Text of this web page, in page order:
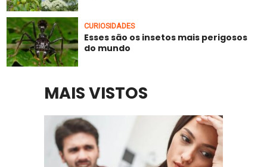
CURIOSIDADES
Esses são os insetos mais perigosos
do mundo
MAIS VISTOS